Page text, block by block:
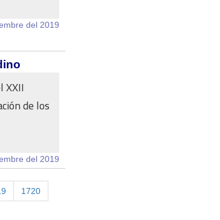
del 2019
XXII
de los
del 2019
1720